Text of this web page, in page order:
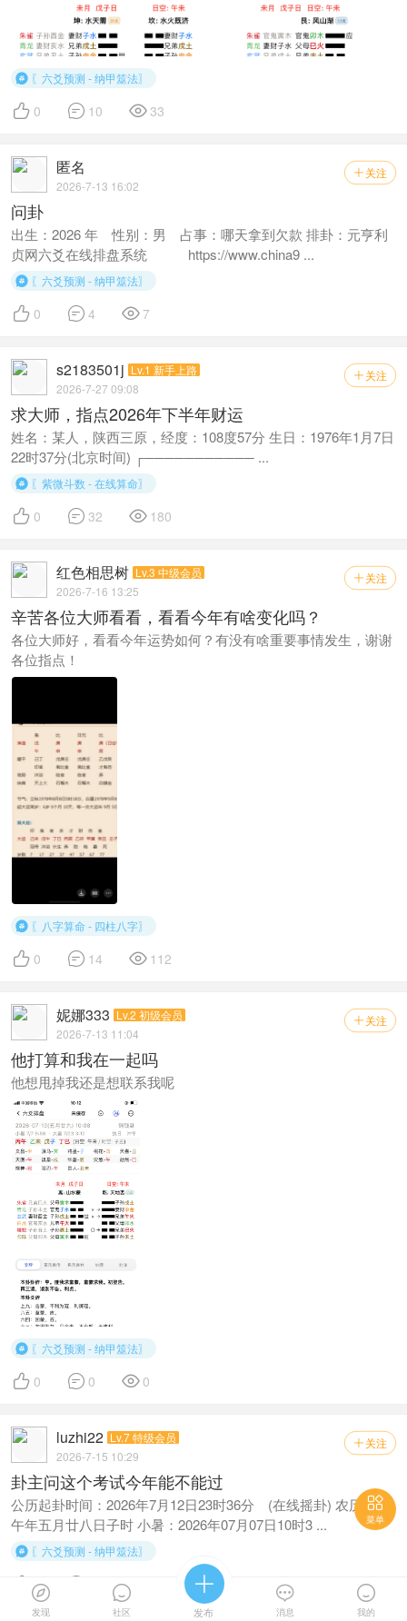
 〖六爻预测 - 纳甲筮法〗
 0  10 33
 关注
匿名
2026-7-13 16:02
问卦
出生：2026 年 性别：男 占事：哪天拿到欠款 排卦：元亨利
贞网六爻在线排盘系统 https://www.china9 ...
 〖六爻预测 - 纳甲筮法〗
 0  4  7
 关注
s2183501j Lv.1 新手上路
2026-7-27 09:08
求大师，指点2026年下半年财运
姓名：某人，陕西三原，经度：108度57分 生日：1976年1月7日
22时37分(北京时间) ┌─────────── ...
 〖紫微斗数 - 在线算命〗
 0  32  180
 关注
红色相思树 Lv.3 中级会员
2026-7-16 13:25
辛苦各位大师看看，看看今年有啥变化吗？
各位大师好，看看今年运势如何？有没有啥重要事情发生，谢谢
各位指点！
 〖八字算命 - 四柱八字〗
 0  14  112
 关注
妮娜333 Lv.2 初级会员
2026-7-13 11:04
他打算和我在一起吗
他想甩掉我还是想联系我呢
 〖六爻预测 - 纳甲筮法〗
 0  0  0
 关注
luzhi22 Lv.7 特级会员
2026-7-15 10:29
卦主问这个考试今年能不能过
公历起卦时间：2026年7月12日23时36分 (在线摇卦) 农历：丙
午年五月廿八日子时 小暑：2026年07月07日10时3 ...
 〖六爻预测 - 纳甲筮法〗
 0  

菜单

发现

社区

发布

消息

我的